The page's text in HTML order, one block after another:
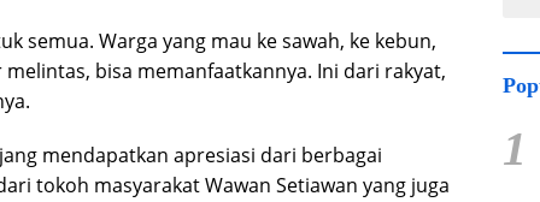
semua. Warga yang mau ke sawah, ke kebun,
bisa memanfaatkannya. Ini dari rakyat,
mendapatkan apresiasi dari berbagai
tokoh masyarakat Wawan Setiawan yang juga
1